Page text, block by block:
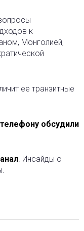
к
Монголией,
ее транзитные
обсудили
. Инсайды о